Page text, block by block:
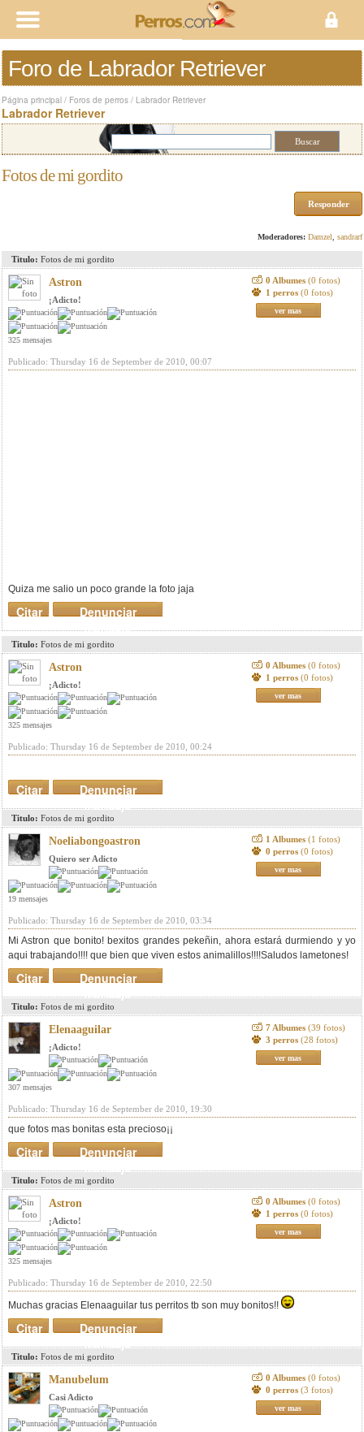
Foro de Labrador Retriever
Página principal / Foros de perros / Labrador Retriever
Labrador Retriever
Fotos de mi gordito
Responder
Moderadores: Damzel sandrarf
Titulo: Fotos de mi gordito
Astron
¡Adicto!
325 mensajes
0 Albumes (0 fotos)
1 perros (0 fotos)
ver mas
Publicado: Thursday 16 de September de 2010, 00:07
Quiza me salio un poco grande la foto jaja
Denunciar
mensaje
Citar
Titulo: Fotos de mi gordito
Astron
¡Adicto!
325 mensajes
0 Albumes (0 fotos)
1 perros (0 fotos)
ver mas
Publicado: Thursday 16 de September de 2010, 00:24
Denunciar
mensaje
Citar
Titulo: Fotos de mi gordito
Noeliabongoastron
Quiero ser Adicto
19 mensajes
1 Albumes (1 fotos)
0 perros (0 fotos)
ver mas
Publicado: Thursday 16 de September de 2010, 03:34
Mi Astron que bonito! bexitos grandes pekeñin, ahora estará durmiendo y yo
aqui trabajando!!!! que bien que viven estos animalillos!!!!Saludos lametones!
Denunciar
mensaje
Citar
Titulo: Fotos de mi gordito
Elenaaguilar
¡Adicto!
307 mensajes
7 Albumes (39 fotos)
3 perros (28 fotos)
ver mas
Publicado: Thursday 16 de September de 2010, 19:30
que fotos mas bonitas esta precioso¡¡
Denunciar
mensaje
Citar
Titulo: Fotos de mi gordito
Astron
¡Adicto!
325 mensajes
0 Albumes (0 fotos)
1 perros (0 fotos)
ver mas
Publicado: Thursday 16 de September de 2010, 22:50
Muchas gracias Elenaaguilar tus perritos tb son muy bonitos!!
Denunciar
mensaje
Citar
Titulo: Fotos de mi gordito
Manubelum
Casi Adicto
0 Albumes (0 fotos)
0 perros (3 fotos)
ver mas